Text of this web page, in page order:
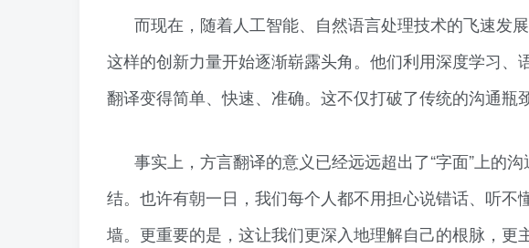
而现在，随着人工智能、自然语言处理技术的飞速发
这样的创新力量开始逐渐崭露头角。他们利用深度学习
翻译变得简单、快速、准确。这不仅打破了传统的沟通瓶
事实上，方言翻译的意义已经远远超出了“字面”上的
结。也许有朝一日，我们每个人都不用担心说错话、听
墙。更重要的是，这让我们更深入地理解自己的根脉，更